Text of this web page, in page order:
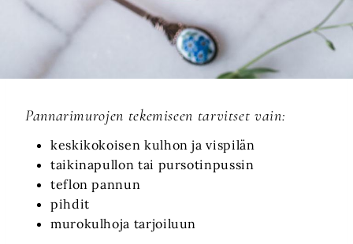
Pannarimurojen tekemiseen tarvitset vain:
keskikokoisen kulhon ja vispilän
taikinapullon tai pursotinpussin
teflon pannun
pihdit
murokulhoja tarjoiluun